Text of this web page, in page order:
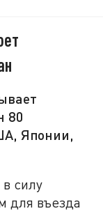
80
Японии,
силу
для въезда